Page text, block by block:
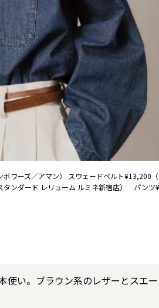
ワーズ／アマン） スウェードベルト¥13,200
ンダード レリューム ルミネ新宿店） パンツ
い。ブラウン系のレザーとスエ